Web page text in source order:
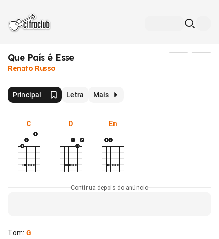
Que País é Esse
Renato Russo
Principal Letra Mais
C D Em
Continua depois do anúncio
Tom: G